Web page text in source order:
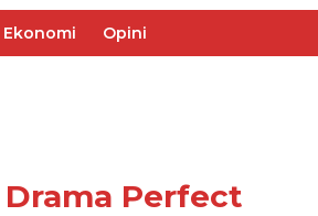
Ekonomi Opini
Perfect